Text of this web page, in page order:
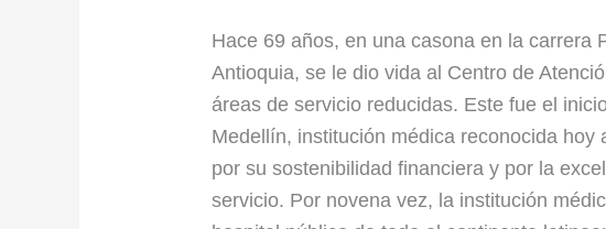
Hace 69 años, en una casona en la carrera
Antioquia, se le dio vida al Centro de
áreas de servicio reducidas. Este fue el
Medellín, institución médica reconocida hoy
por su sostenibilidad financiera y por la
servicio. Por novena vez, la institución
como
“El
Hospital
Público
#1
de